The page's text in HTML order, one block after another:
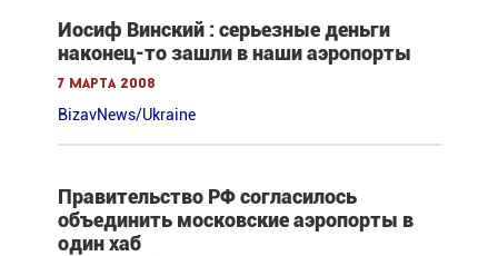
Иосиф Винский : серьезные деньги
наконец-то зашли в наши аэропорты
7 марта 2008
BizavNews/Ukraine
Правительство РФ согласилось
объединить московские аэропорты в
один хаб